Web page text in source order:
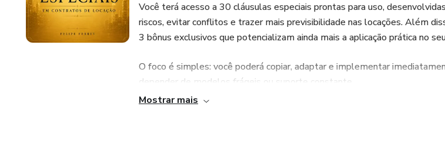
Você terá acesso a 30 cláusulas especiais prontas para uso,
riscos, evitar conflitos e trazer mais previsibilidade nas locações. Além
3 bônus exclusivos que potencializam ainda mais a aplicação prática no
O foco é simples: você poderá copiar, adaptar e implementar
depender de modelos frágeis ou suporte constante.
Mostrar mais